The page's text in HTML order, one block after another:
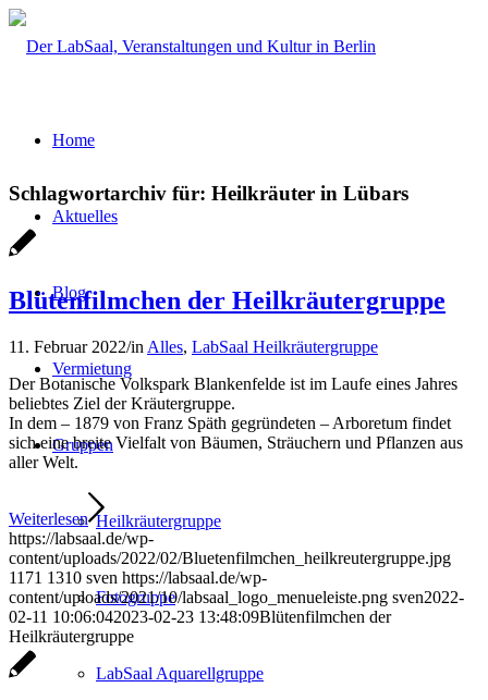
Home
Aktuelles
Blog
Vermietung
Gruppen
Heilkräutergruppe
Fotogruppe
LabSaal Aquarellgruppe
Schlagwortarchiv für: Heilkräuter in Lübars
Blütenfilmchen der Heilkräutergruppe
11. Februar 2022/in Alles, LabSaal Heilkräutergruppe
Der Botanische Volkspark Blankenfelde ist im Laufe eines Jahres
beliebtes Ziel der Kräutergruppe.
In dem – 1879 von Franz Späth gegründeten – Arboretum findet
sich eine breite Vielfalt von Bäumen, Sträuchern und Pflanzen aus
aller Welt.
Weiterlesen
https://labsaal.de/wp-
content/uploads/2022/02/Bluetenfilmchen_heilkreutergruppe.jpg
1171 1310 sven https://labsaal.de/wp-
content/uploads/2021/10/labsaal_logo_menueleiste.png sven2022-
02-11 10:06:042023-02-23 13:48:09Blütenfilmchen der
Heilkräutergruppe